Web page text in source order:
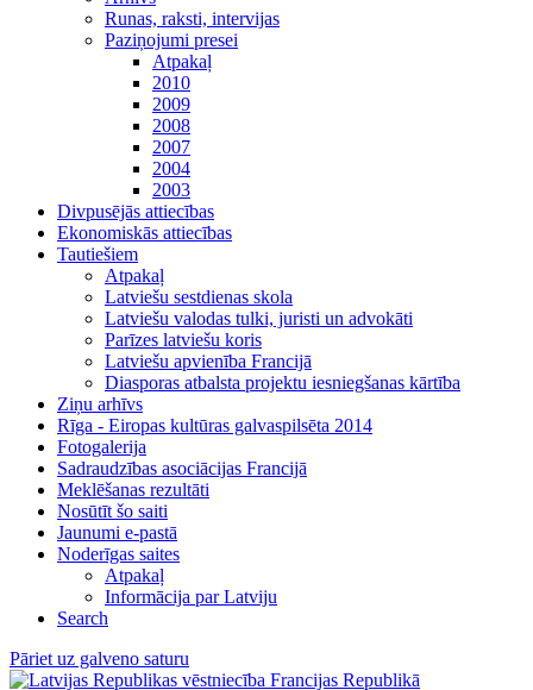
Runas, raksti, intervijas
Paziņojumi presei
Atpakaļ
2010
2009
2008
2007
2004
2003
Divpusējās attiecības
Ekonomiskās attiecības
Tautiešiem
Atpakaļ
Latviešu sestdienas skola
Latviešu valodas tulki, juristi un advokāti
Parīzes latviešu koris
Latviešu apvienība Francijā
Diasporas atbalsta projektu iesniegšanas kārtība
Ziņu arhīvs
Rīga - Eiropas kultūras galvaspilsēta 2014
Fotogalerija
Sadraudzības asociācijas Francijā
Meklēšanas rezultāti
Nosūtīt šo saiti
Jaunumi e-pastā
Noderīgas saites
Atpakaļ
Informācija par Latviju
Search
Pāriet uz galveno saturu